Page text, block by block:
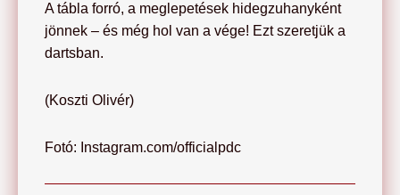
A tábla forró, a meglepetések hidegzuhanyként
jönnek – és még hol van a vége! Ezt szeretjük a
dartsban.
(Koszti Olivér)
Fotó: Instagram.com/officialpdc